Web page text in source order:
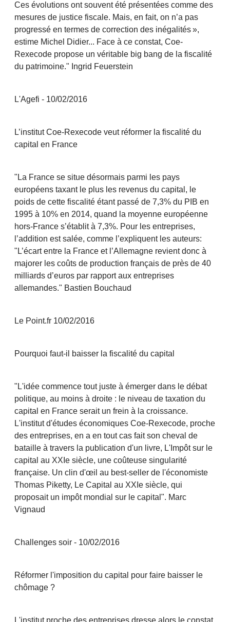
Ces évolutions ont souvent été présentées comme des
mesures de justice fiscale. Mais, en fait, on n’a pas
progressé en termes de correction des inégalités »,
estime Michel Didier... Face à ce constat, Coe-
Rexecode propose un véritable big bang de la fiscalité
du patrimoine." Ingrid Feuerstein
L'Agefi - 10/02/2016
L’institut Coe-Rexecode veut réformer la fiscalité du
capital en France
"La France se situe désormais parmi les pays
européens taxant le plus les revenus du capital, le
poids de cette fiscalité étant passé de 7,3% du PIB en
1995 à 10% en 2014, quand la moyenne européenne
hors-France s’établit à 7,3%. Pour les entreprises,
l’addition est salée, comme l’expliquent les auteurs:
"L’écart entre la France et l’Allemagne revient donc à
majorer les coûts de production français de près de 40
milliards d’euros par rapport aux entreprises
allemandes." Bastien Bouchaud
Le Point.fr 10/02/2016
Pourquoi faut-il baisser la fiscalité du capital
"L'idée commence tout juste à émerger dans le débat
politique, au moins à droite : le niveau de taxation du
capital en France serait un frein à la croissance.
L'institut d'études économiques Coe-Rexecode, proche
des entreprises, en a en tout cas fait son cheval de
bataille à travers la publication d'un livre, L'Impôt sur le
capital au XXIe siècle, une coûteuse singularité
française. Un clin d'œil au best-seller de l'économiste
Thomas Piketty, Le Capital au XXIe siècle, qui
proposait un impôt mondial sur le capital". Marc
Vignaud
Challenges soir - 10/02/2016
Réformer l'imposition du capital pour faire baisser le
chômage ?